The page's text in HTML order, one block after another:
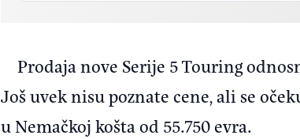
Prodaja nove Serije 5 Touring
Još uvek nisu poznate cene, ali se
u Nemačkoj košta od 55.750 evra.